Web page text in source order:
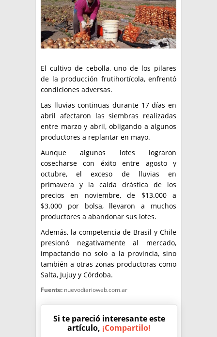
El cultivo de cebolla, uno de los pilares
de la producción frutihortícola, enfrentó
condiciones adversas.
Las lluvias continuas durante 17 días en
abril afectaron las siembras realizadas
entre marzo y abril, obligando a algunos
productores a replantar en mayo.
Aunque algunos lotes lograron
cosecharse con éxito entre agosto y
octubre, el exceso de lluvias en
primavera y la caída drástica de los
precios en noviembre, de $13.000 a
$3.000 por bolsa, llevaron a muchos
productores a abandonar sus lotes.
Además, la competencia de Brasil y Chile
presionó negativamente al mercado,
impactando no solo a la provincia, sino
también a otras zonas productoras como
Salta, Jujuy y Córdoba.
Fuente: nuevodiarioweb.com.ar
Si te pareció interesante este
artículo, ¡Compartilo!